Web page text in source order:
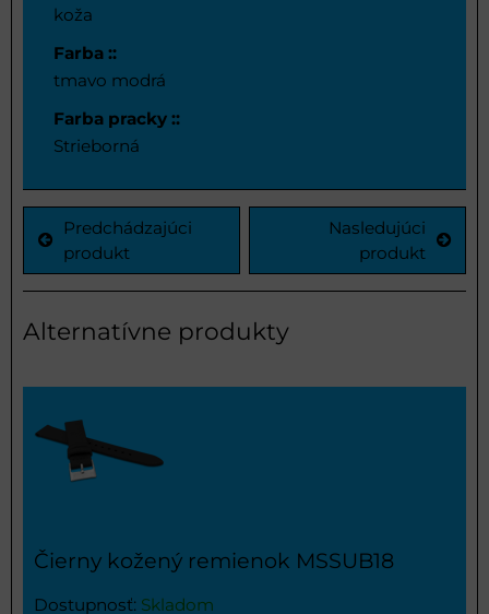
koža
Farba ::
tmavo modrá
Farba pracky ::
Strieborná
Predchádzajúci
produkt
Nasledujúci
produkt
Alternatívne produkty
Čierny kožený remienok MSSUB18
Dostupnosť: Skladom